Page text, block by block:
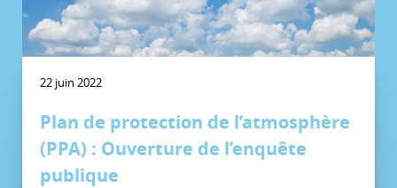
22 juin 2022
Plan de protection de l’atmosphère
(PPA) : Ouverture de l’enquête
publique